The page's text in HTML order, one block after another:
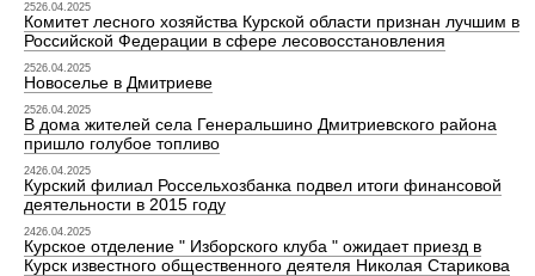
2526.04.2025
Комитет лесного хозяйства Курской области признан лучшим в
Российской Федерации в сфере лесовосстановления
2526.04.2025
Новоселье в Дмитриеве
2526.04.2025
В дома жителей села Генеральшино Дмитриевского района
пришло голубое топливо
2426.04.2025
Курский филиал Россельхозбанка подвел итоги финансовой
деятельности в 2015 году
2426.04.2025
Курское отделение " Изборского клуба " ожидает приезд в
Курск известного общественного деятеля Николая Старикова